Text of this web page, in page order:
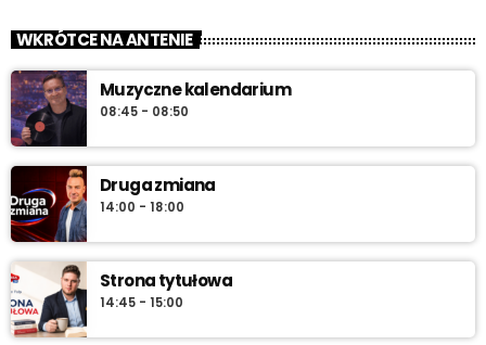
WKRÓTCE NA ANTENIE
Muzyczne kalendarium
08:45 - 08:50
Druga zmiana
14:00 - 18:00
Strona tytułowa
14:45 - 15:00